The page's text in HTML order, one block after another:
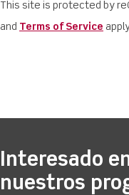
This site is protected by
and Terms of Service
Interesado
nuestros